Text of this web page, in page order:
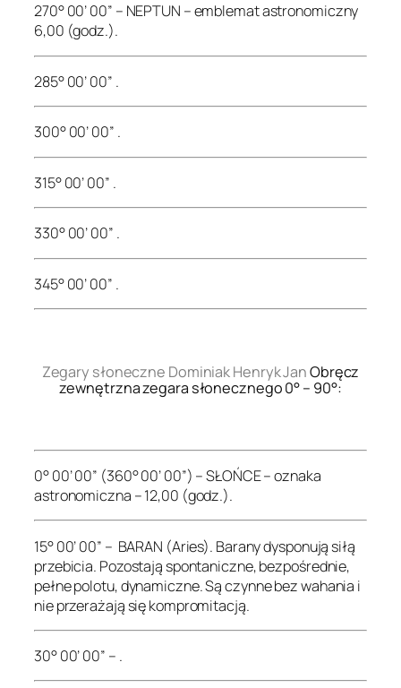
270° 00’ 00” – NEPTUN – emblemat astronomiczny
6,00 (godz.).
285° 00’ 00” .
300° 00’ 00” .
315° 00’ 00” .
330° 00’ 00” .
345° 00’ 00” .
Zegary słoneczne Dominiak Henryk JanObręcz
zewnętrzna zegara słonecznego 0° – 90°:
0° 00’ 00” (360° 00’ 00”) – SŁOŃCE – oznaka
astronomiczna – 12,00 (godz.).
15° 00’ 00” – BARAN (Aries). Barany dysponują siłą
przebicia. Pozostają spontaniczne, bezpośrednie,
pełne polotu, dynamiczne. Są czynne bez wahania i
nie przerażają się kompromitacją.
30° 00’ 00” – .